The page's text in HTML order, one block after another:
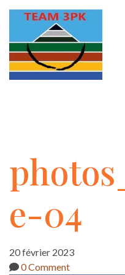
04
e-04
20 février 2023
0 Comment